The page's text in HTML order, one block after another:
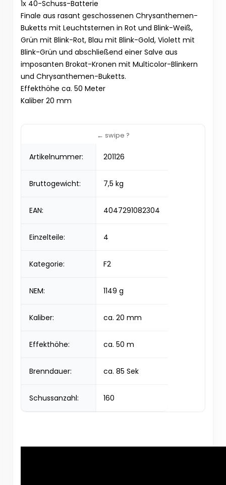
1x 40-Schuss-Batterie
Finale aus rasant geschossenen Chrysanthemen-
Buketts mit Leuchtsternen in Rot und Blink-Weiß,
Grün mit Blink-Rot, Blau mit Blink-Gold, Violett mit
Blink-Grün und abschließend einer Salve aus
imposanten Brokat-Kronen mit Multicolor-Blinkern
und Chrysanthemen-Buketts.
Effekthöhe ca. 50 Meter
Kaliber 20 mm
Artikelnummer: 201126
Bruttogewicht: 7,5 kg
EAN: 4047291082304
Einzelteile: 4
Kategorie: F2
NEM: 1149 g
Kaliber: ca. 20 mm
Effekthöhe: ca. 50 m
Brenndauer: ca. 85 Sek
Schussanzahl: 160